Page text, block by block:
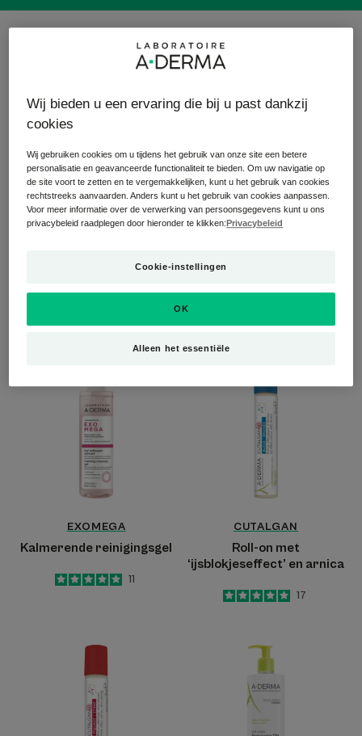
gelcrème
-
ooglidbalsem
-
EXOMEGA
Kalmerende reinigingsgel
5
/
5
11
met
‘ijsblokjeseffect’
en
arnica
CUTALGAN
Roll-on met
‘ijsblokjeseffect’ en arnica
5
/5
17
Ultra-
verfrissend
effect
roll-
on
Lichaamsmelk
72u
Wij bieden u een ervaring die bij u past dankzij
cookies
Wij gebruiken cookies om u tijdens het gebruik van onze site een betere
personalisatie en geavanceerde functionaliteit te bieden. Om uw navigatie op
de site voort te zetten en te vergemakkelijken, kunt u het gebruik van cookies
rechtstreeks aanvaarden. Anders kunt u het gebruik van cookies aanpassen.
Voor meer informatie over de verwerking van persoonsgegevens kunt u ons
privacybeleid raadplegen door hieronder te klikken: Privacybeleid
Cookie-instellingen
Alleen het essentiële
OK